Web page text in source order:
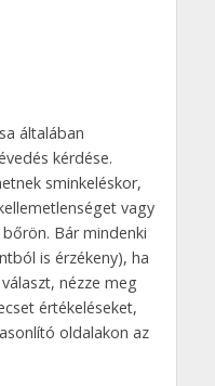
általában
kérdése.
sminkeléskor,
vagy
Bár mindenki
is érzékeny), ha
nézze meg
értékeléseket,
oldalakon az